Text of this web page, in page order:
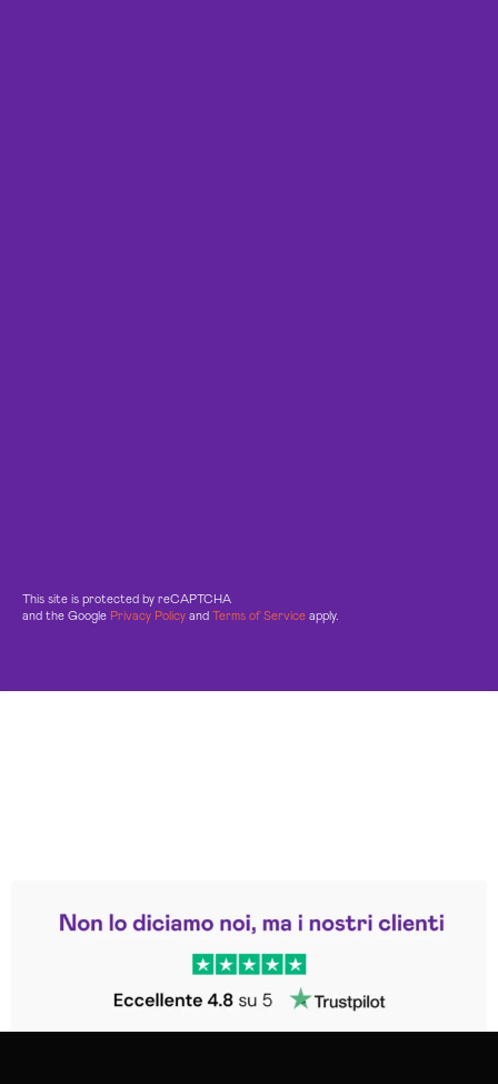
This site is protected by reCAPTCHA
and the Google Privacy Policy and Terms of Service apply.
Trustpilot